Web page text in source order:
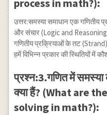
process in math?):
उत्तर:समस्या समाधान एक गणितीय
और संचार (Logic and
गणितीय प्रक्रियाओं के तट (Strand)
हमें विभिन्न प्रकार की स्थितियों में
प्रश्न:3.गणित में
क्या हैं? (What are
solving in math?):